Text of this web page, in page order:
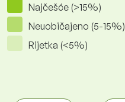
Najčešće (>15%)
Neuobičajeno (5-15%)
Rijetka (<5%)